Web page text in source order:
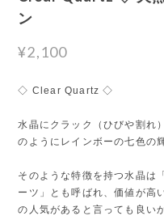
ン
¥2,100
◇ Clear Quartz ◇
水晶にクラック（ひびや割れ
のようにレインボーの七色の
そのような特徴を持つ水晶は
ーツ」とも呼ばれ、価値が高
の人気があると言っても良い